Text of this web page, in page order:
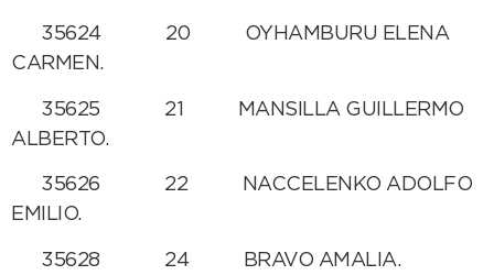
35624 20 OYHAMBURU ELENA
CARMEN.
35625 21 MANSILLA GUILLERMO
ALBERTO.
35626 22 NACCELENKO ADOLFO
EMILIO.
35628 24 BRAVO AMALIA.